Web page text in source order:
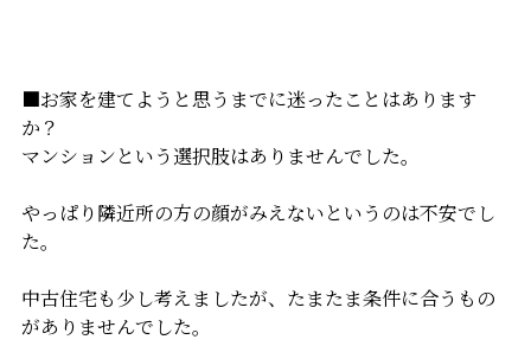
■お家を建てようと思うまでに迷ったことはあります
か？
マンションという選択肢はありませんでした。
やっぱり隣近所の方の顔がみえないというのは不安でし
た。
中古住宅も少し考えましたが、たまたま条件に合うもの
がありませんでした。